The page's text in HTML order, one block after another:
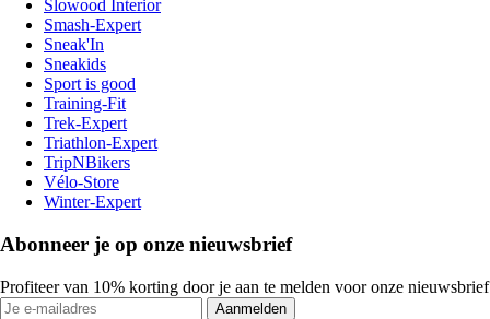
Slowood Interior
Smash-Expert
Sneak'In
Sneakids
Sport is good
Training-Fit
Trek-Expert
Triathlon-Expert
TripNBikers
Vélo-Store
Winter-Expert
Abonneer je op onze nieuwsbrief
Profiteer van 10% korting door je aan te melden voor onze nieuwsbrief
Aanmelden